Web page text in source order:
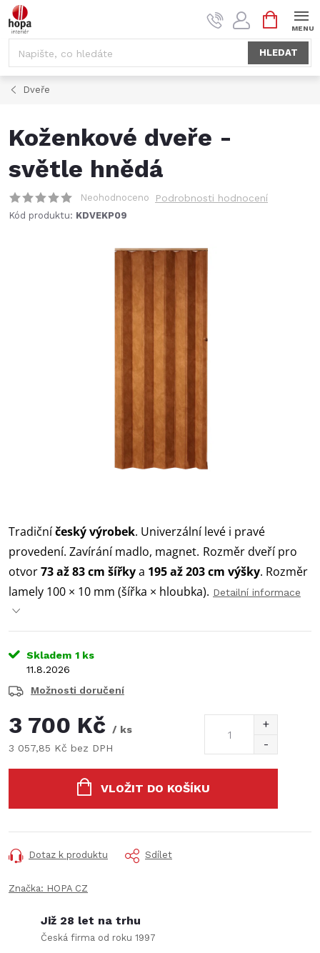
Přejít
na
HLEDAT
NÁKUPNÍ
KOŠÍK
Dveře
Koženkové dveře -
světle hnědá
Neohodnoceno Podrobnosti hodnocení
Kód produktu: KDVEKP09
Tradičníčeský výrobek. Univerzální levé i pravé
provedení. Zavírání madlo, magnet. Rozměr dveří pro
otvor73 až 83 cm šířkya 195 až 203 cm výšky. Rozměr
lamely 100 × 10 mm (šířka × hloubka). Detailní informace
Skladem 1 ks
11.8.2026
Možnosti doručení
3 700 Kč
/ ks
3 057,85 Kč bez DPH
VLOŽIT DO KOŠÍKU
Dotaz k produktu Sdílet
Značka: HOPA CZ
Již 28 let na trhu
Česká firma od roku 1997